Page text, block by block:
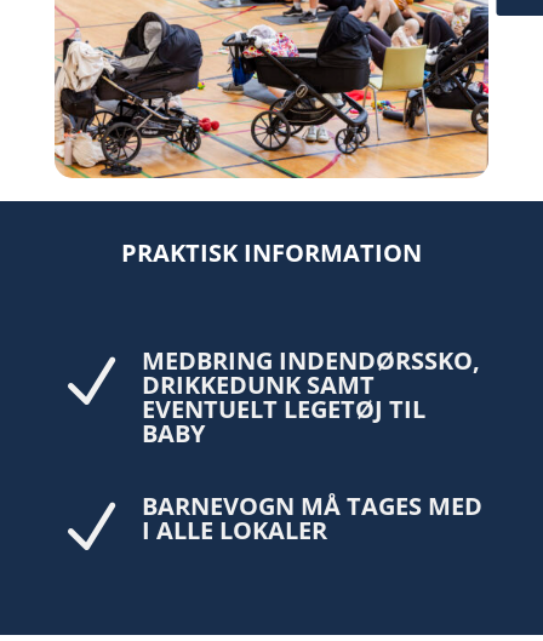
PRAKTISK INFORMATION
N MEDBRING INDENDØRSSKO,
DRIKKEDUNK SAMT
EVENTUELT LEGETØJ TIL
BABY
N BARNEVOGN MÅ TAGES MED
I ALLE LOKALER